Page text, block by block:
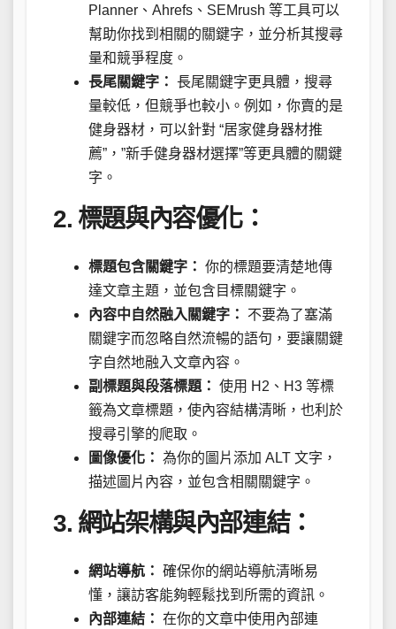
Planner、Ahrefs、SEMrush 等工具可以
幫助你找到相關的關鍵字，並分析其搜尋
量和競爭程度。
長尾關鍵字： 長尾關鍵字更具體，搜尋
量較低，但競爭也較小。例如，你賣的是
健身器材，可以針對 “居家健身器材推
薦”，”新手健身器材選擇”等更具體的關鍵
字。
2. 標題與內容優化：
標題包含關鍵字： 你的標題要清楚地傳
達文章主題，並包含目標關鍵字。
內容中自然融入關鍵字：
不要為了塞滿
關鍵字而忽略自然流暢的語句，要讓關鍵
字自然地融入文章內容。
副標題與段落標題： 使用 H2、H3 等標
籤為文章標題，使內容結構清晰，也利於
搜尋引擎的爬取。
圖像優化： 為你的圖片添加 ALT 文字，
描述圖片內容，並包含相關關鍵字。
3. 網站架構與內部連結：
網站導航： 確保你的網站導航清晰易
懂，讓訪客能夠輕鬆找到所需的資訊。
內部連結： 在你的文章中使用內部連